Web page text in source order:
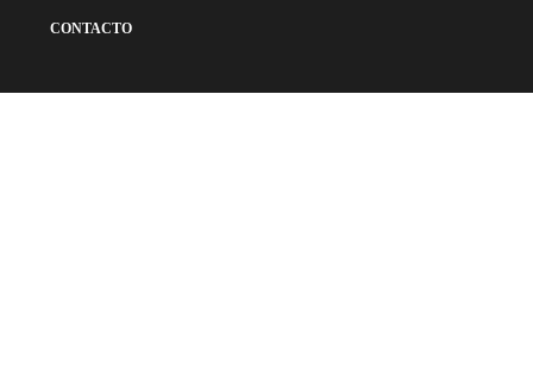
CONTACTO